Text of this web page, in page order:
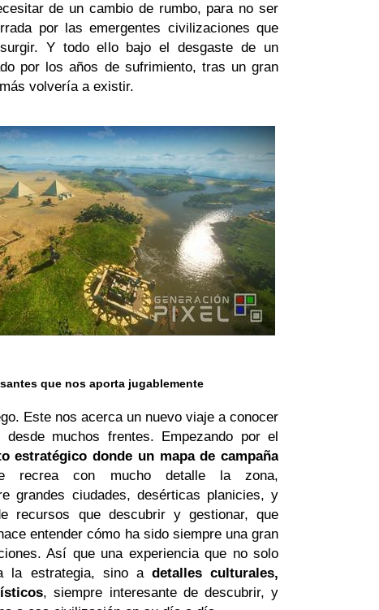
de un cambio de rumbo, para no ser
por las emergentes civilizaciones que
Y todo ello bajo el desgaste de un
por los años de sufrimiento, tras un gran
volvería a existir.
que nos aporta jugablemente
Este nos acerca un nuevo viaje a conocer
desde muchos frentes. Empezando por el
estratégico donde un mapa de campaña
recrea con mucho detalle la zona,
grandes ciudades, desérticas planicies, y
recursos que descubrir y gestionar, que
entender cómo ha sido siempre una gran
Así que una experiencia que no solo
la estrategia, sino a detalles culturales,
, siempre interesante de descubrir, y